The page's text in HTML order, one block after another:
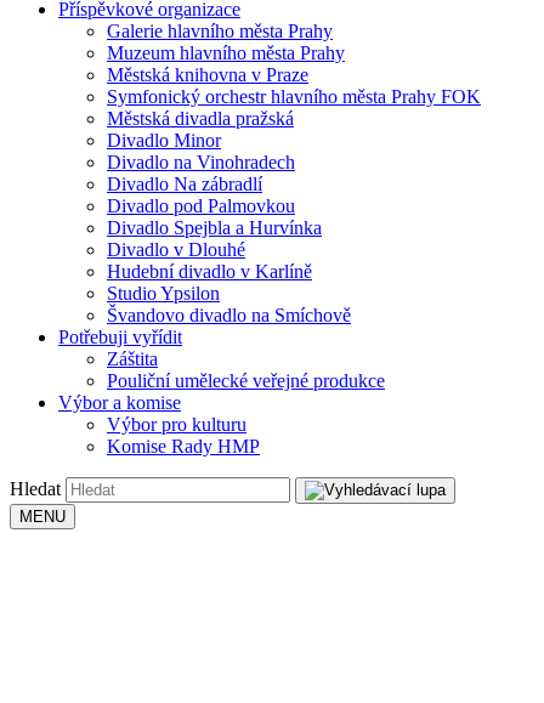
Příspěvkové organizace
Galerie hlavního města Prahy
Muzeum hlavního města Prahy
Městská knihovna v Praze
Symfonický orchestr hlavního města Prahy FOK
Městská divadla pražská
Divadlo Minor
Divadlo na Vinohradech
Divadlo Na zábradlí
Divadlo pod Palmovkou
Divadlo Spejbla a Hurvínka
Divadlo v Dlouhé
Hudební divadlo v Karlíně
Studio Ypsilon
Švandovo divadlo na Smíchově
Potřebuji vyřídit
Záštita
Pouliční umělecké veřejné produkce
Výbor a komise
Výbor pro kulturu
Komise Rady HMP
Hledat
MENU